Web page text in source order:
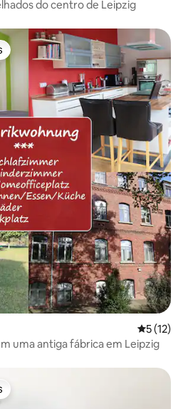
do centro de Leipzig
5 de uma
5 (12)
uma antiga fábrica em Leipzig